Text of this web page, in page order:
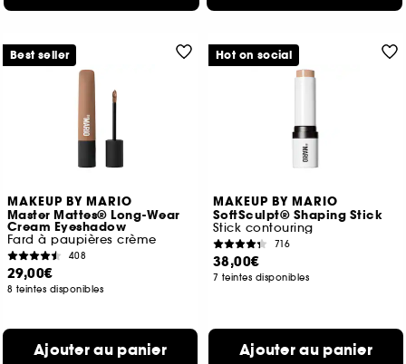
MAKEUP BY MARIO
Master Mattes® Long-Wear
Cream Eyeshadow
Fard à paupières crème
408
29,00€
8 teintes disponibles
Ajouter au panier
Best seller
MAKEUP BY MARIO
SoftSculpt® Shaping Stick
Stick contouring
716
38,00€
7 teintes disponibles
Ajouter au panier
Hot on social